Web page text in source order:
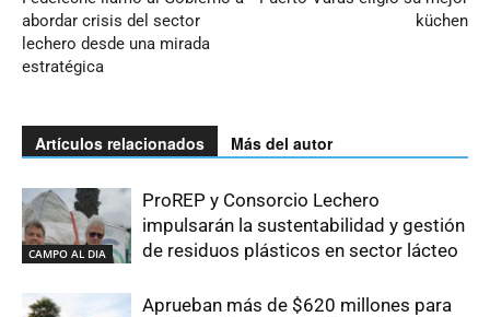
abordar crisis del sector
lechero desde una mirada
estratégica
küchen
Artículos relacionados Más del autor
CAMPO AL DIA
ProREP y Consorcio Lechero
impulsarán la sustentabilidad y gestión
de residuos plásticos en sector lácteo
Aprueban más de $620 millones para